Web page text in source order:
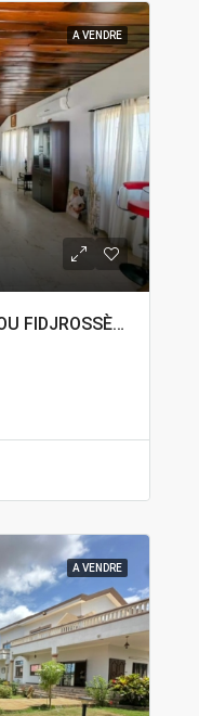
A VENDRE
VILLA A VENDRE À COTONOU FIDJROSSÈ PLAGE
A VENDRE